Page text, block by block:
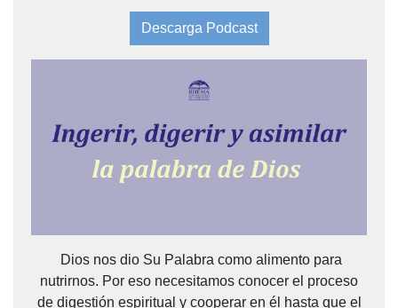
Descarga Podcast
Dios nos dio Su Palabra como alimento para
nutrirnos. Por eso necesitamos conocer el proceso
de digestión espiritual y cooperar en él hasta que el